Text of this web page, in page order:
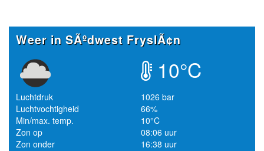
Weer in SÃºdwest FryslÃ¢n
10°C
Luchtdruk
1026 bar
Luchtvochtigheid
66%
Min/max. temp.
10°C
Zon op
08:06 uur
Zon onder
16:38 uur